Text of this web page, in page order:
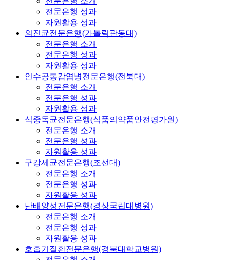
전문은행 성과
자원활용 성과
의진균전문은행(가톨릭관동대)
전문은행 소개
전문은행 성과
자원활용 성과
인수공통감염병전문은행(전북대)
전문은행 소개
전문은행 성과
자원활용 성과
식중독균전문은행(식품의약품안전평가원)
전문은행 소개
전문은행 성과
자원활용 성과
구강세균전문은행(조선대)
전문은행 소개
전문은행 성과
자원활용 성과
난배양성전문은행(경상국립대병원)
전문은행 소개
전문은행 성과
자원활용 성과
호흡기질환전문은행(경북대학교병원)